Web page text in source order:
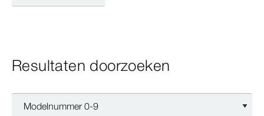
Resultaten doorzoeken